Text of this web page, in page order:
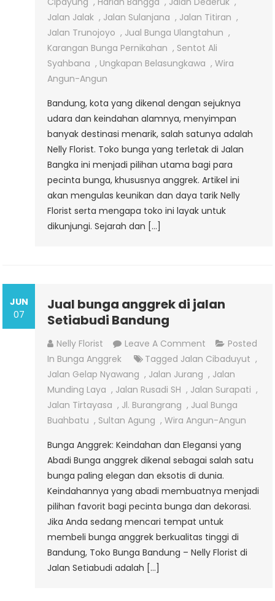
Di
Jalan
Bangka
Jalan Jalak , Jalan Sulanjana , Jalan Titiran ,
Jalan Trunojoyo , Jual Bunga Ulangtahun ,
Karangan Bunga Pernikahan , Sentot Ali
Syahbana , Ungkapan Belasungkawa ,Wira
Angun-Angun
Bandung, kota yang dikenal dengan sejuknya
udara dan keindahan alamnya, menyimpan
banyak destinasi menarik, salah satunya adalah
Nelly Florist. Toko bunga yang terletak di Jalan
Bangka ini menjadi pilihan utama bagi para
pecinta bunga, khususnya anggrek. Artikel ini
akan mengulas keunikan dan daya tarik Nelly
Florist serta mengapa toko ini layak untuk
dikunjungi. Sejarah dan […]
JUN
07
Jual bunga anggrek di jalan
Setiabudi Bandung
Nelly Florist Leave A Comment On
Jual
Bunga
Anggrek
Di
Jalan
Bandung
Posted
In Bunga Anggrek Tagged Jalan Cibaduyut ,
Jalan Gelap Nyawang , Jalan Jurang , Jalan
Munding Laya , Jalan Rusadi SH , Jalan Surapati ,
Jalan Tirtayasa , Jl. Burangrang , Jual Bunga
Buahbatu , Sultan Agung ,Wira Angun-Angun
Bunga Anggrek: Keindahan dan Elegansi yang
Abadi Bunga anggrek dikenal sebagai salah satu
bunga paling elegan dan eksotis di dunia.
Keindahannya yang abadi membuatnya menjadi
pilihan favorit bagi pecinta bunga dan dekorasi.
Jika Anda sedang mencari tempat untuk
membeli bunga anggrek berkualitas tinggi di
Bandung, Toko Bunga Bandung – Nelly Florist di
Jalan Setiabudi adalah […]